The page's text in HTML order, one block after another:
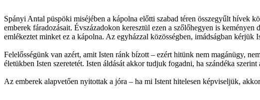
Spányi Antal püspöki miséjében a kápolna előtti szabad téren összegyűlt hívek
emberek fáradozásait. Évszázadokon keresztül ezen a szőlőhegyen is
emlékeztet minket ez a kápolna. Az egyházzal közösségben, imádságban kérjük
Felelősségünk van azért, amit Isten ránk bízott – ezért hitünk nem magánügy,
életükben Isten szeretetét. Isten áldását akkor tudjuk fogadni, ha szándéka
Az emberek alapvetően nyitottak a jóra – ha mi Istent hitelesen képviseljük,